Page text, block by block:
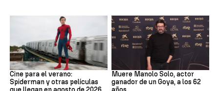
Cine
Cine para el verano:
Spiderman y otras películas
Actor
Muere Manolo Solo, actor
ganador de un Goya, a los 62